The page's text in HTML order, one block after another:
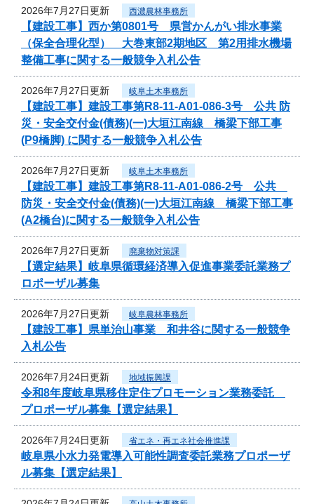
2026年7月27日更新 西濃農林事務所
【建設工事】西か第0801号 県営かんがい排水事業
（保全合理化型） 大巻東部2期地区 第2用排水機場
整備工事に関する一般競争入札公告
2026年7月27日更新 岐阜土木事務所
【建設工事】建設工事第R8-11-A01-086-3号 公共 防
災・安全交付金(債務)(一)大垣江南線 橋梁下部工事
(P9橋脚) に関する一般競争入札公告
2026年7月27日更新 岐阜土木事務所
【建設工事】建設工事第R8-11-A01-086-2号 公共
防災・安全交付金(債務)(一)大垣江南線 橋梁下部工事
(A2橋台)に関する一般競争入札公告
2026年7月27日更新 廃棄物対策課
【選定結果】岐阜県循環経済導入促進事業委託業務プ
ロポーザル募集
2026年7月27日更新 岐阜農林事務所
【建設工事】県単治山事業 和井谷に関する一般競争
入札公告
2026年7月24日更新 地域振興課
令和8年度岐阜県移住定住プロモーション業務委託
プロポーザル募集【選定結果】
2026年7月24日更新 省エネ・再エネ社会推進課
岐阜県小水力発電導入可能性調査委託業務プロポーザ
ル募集【選定結果】